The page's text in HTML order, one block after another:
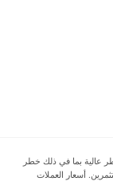
عالية بما في ذلك خطر
أسعار العملات